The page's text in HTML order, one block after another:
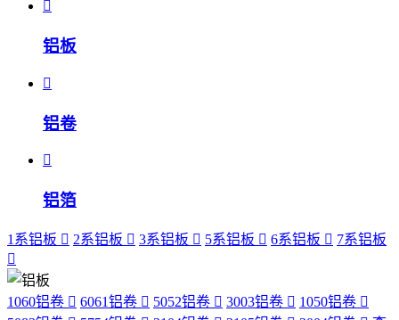
铝板
铝卷
铝箔
1系铝板 2系铝板 3系铝板 5系铝板 6系铝板 7系铝板
1060铝卷 6061铝卷 5052铝卷 3003铝卷
1050铝卷